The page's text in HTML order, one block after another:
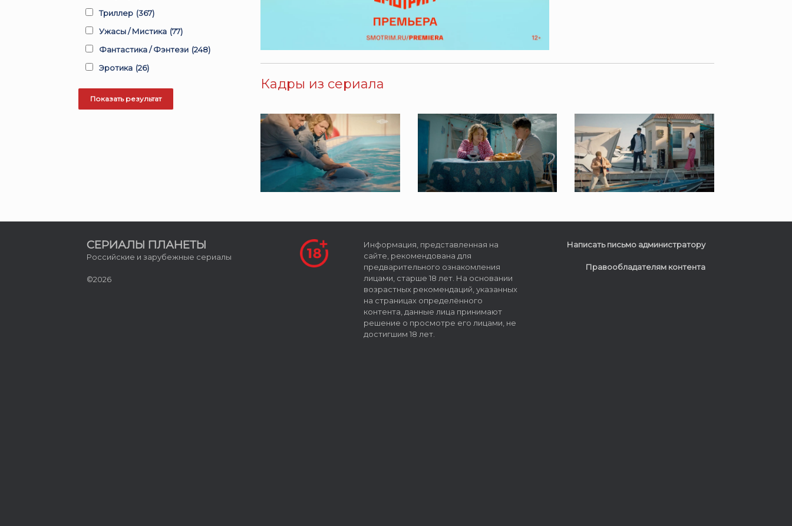
Кадры из сериала
Триллер (367)
Ужасы / Мистика (77)
Фантастика / Фэнтези (248)
Эротика (26)
СЕРИАЛЫ ПЛАНЕТЫ
Российские и зарубежные сериалы
©2026
Информация, представленная на
сайте, рекомендована для
предварительного ознакомления
лицами, старше 18 лет. На основании
возрастных рекомендаций, указанных
на страницах определённого
контента, данные лица принимают
решение о просмотре его лицами, не
достигшим 18 лет.
Написать письмо администратору
Правообладателям контента